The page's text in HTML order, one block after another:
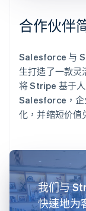
合作伙伴
Salesforce 与
生打造了一款灵
将 Stripe 基于
Salesforce，企
化，并缩短价值
我们与
快速地为